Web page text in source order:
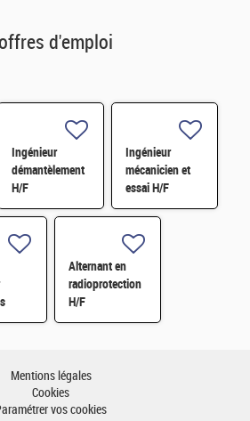
d'emploi
Ingénieur
démantèlement
H/F
Ingénieur
mécanicien et
essai H/F
-
Alternant en
radioprotection
H/F
Mentions légales
Cookies
vos cookies